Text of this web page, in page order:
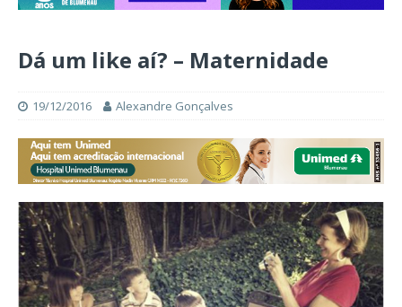
Dá um like aí? – Maternidade
19/12/2016 Alexandre Gonçalves